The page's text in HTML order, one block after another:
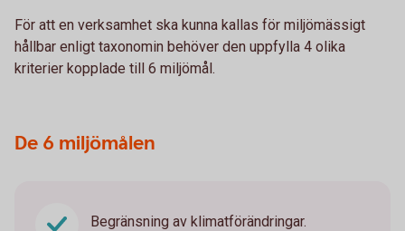
För att en verksamhet ska kunna kallas för miljömässigt
hållbar enligt taxonomin behöver den uppfylla 4 olika
kriterier kopplade till 6 miljömål.
De 6 miljömålen
Begränsning av klimatförändringar.